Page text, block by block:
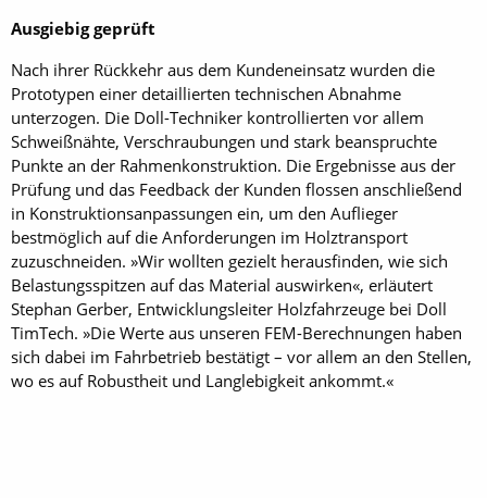
Ausgiebig geprüft
Nach ihrer Rückkehr aus dem Kundeneinsatz wurden die
Prototypen einer detaillierten technischen Abnahme
unterzogen. Die Doll-Techniker kontrollierten vor allem
Schweißnähte, Verschraubungen und stark beanspruchte
Punkte an der Rahmenkonstruktion. Die Ergebnisse aus der
Prüfung und das Feedback der Kunden flossen anschließend
in Konstruktionsanpassungen ein, um den Auflieger
bestmöglich auf die Anforderungen im Holztransport
zuzuschneiden. »Wir wollten gezielt herausfinden, wie sich
Belastungsspitzen auf das Material auswirken«, erläutert
Stephan Gerber, Entwicklungsleiter Holzfahrzeuge bei Doll
TimTech. »Die Werte aus unseren FEM-Berechnungen haben
sich dabei im Fahrbetrieb bestätigt – vor allem an den Stellen,
wo es auf Robustheit und Langlebigkeit ankommt.«